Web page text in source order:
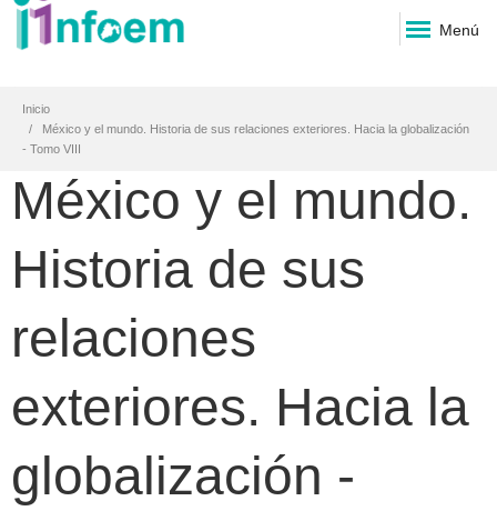
Menú
Inicio
México y el mundo. Historia de sus relaciones exteriores. Hacia la globalización
- Tomo VIII
México y el mundo.
Historia de sus
relaciones
exteriores. Hacia la
globalización -